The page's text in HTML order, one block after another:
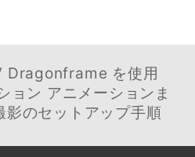
Dragonframe を使用
ョン アニメーションま
影のセットアップ手順